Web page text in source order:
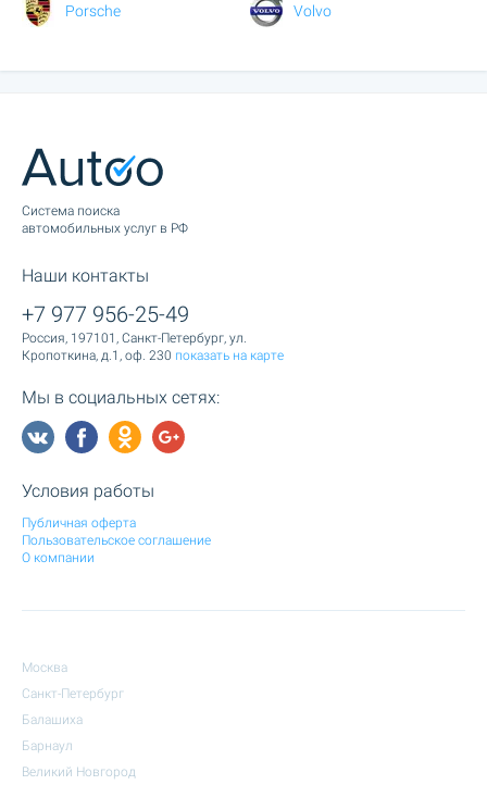
Porsche Volvo
Cистема поиска
автомобильных услуг в РФ
Наши контакты
+7 977 956-25-49
Россия, 197101, Санкт-Петербург, ул.
Кропоткина, д.1, оф. 230 показать на карте
Мы в социальных сетях:
Условия работы
Публичная оферта
Пользовательское соглашение
О компании
Москва
Санкт-Петербург
Балашиха
Барнаул
Великий Новгород